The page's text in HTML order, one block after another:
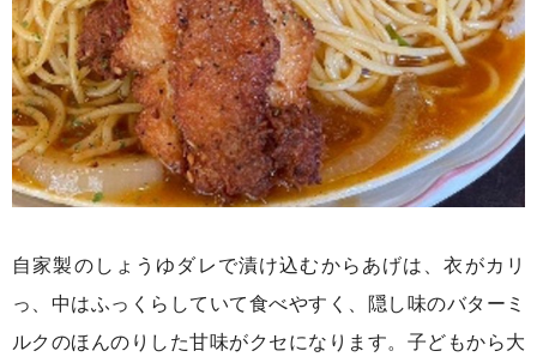
自家製のしょうゆダレで漬け込むからあげは、衣がカリ
っ、中はふっくらしていて食べやすく、隠し味のバターミ
ルクのほんのりした甘味がクセになります。子どもから大